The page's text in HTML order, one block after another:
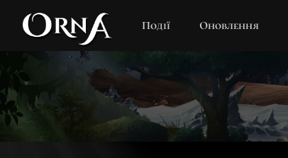
Події Оновлення